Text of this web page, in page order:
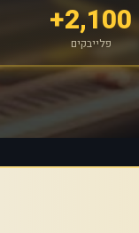
2,100+
פלייבקים